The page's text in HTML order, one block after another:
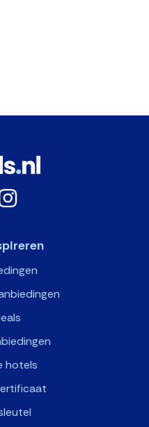
hotels